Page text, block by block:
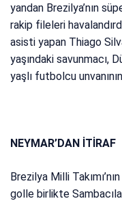
yandan Brezilya’nın
rakip fileleri
asisti yapan Thiago
yaşındaki savunmacı,
yaşlı futbolcu
NEYMAR’DAN İTİRAF
Brezilya Milli
golle birlikte